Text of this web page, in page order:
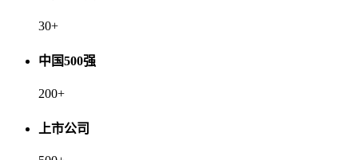
30+
中国500强
200+
上市公司